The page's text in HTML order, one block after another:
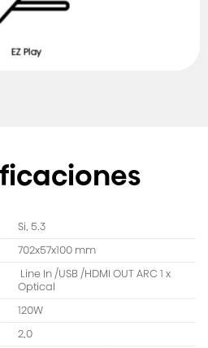
EZ Play
Si, 5.3
702x57x100 mm
Line In /USB /HDMI OUT ARC 1 x
Optical
120W
2,0